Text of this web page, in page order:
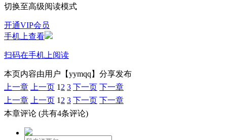
切换至高级阅读模式
开通VIP会员
手机上查看
扫码在手机上阅读
本页内容由用户【yymqq】分享发布
上一章
上一页 1 2 3 下一页 下一章
上一章
上一页 1 2 3 下一页 下一章
本章评论 (共有4条评论)